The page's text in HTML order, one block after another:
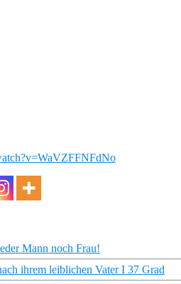
Mann noch Frau!
ihrem leiblichen Vater I 37 Grad